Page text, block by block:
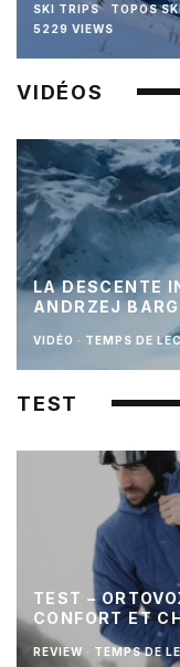
SKI TRIPS TOPOS
5229 VIEWS
VIDÉOS
LA DESCENTE
ANDRZEJ
VIDÉO · TEMPS DE
TEST
TEST –
CONFORT ET
REVIEW · TEMPS DE